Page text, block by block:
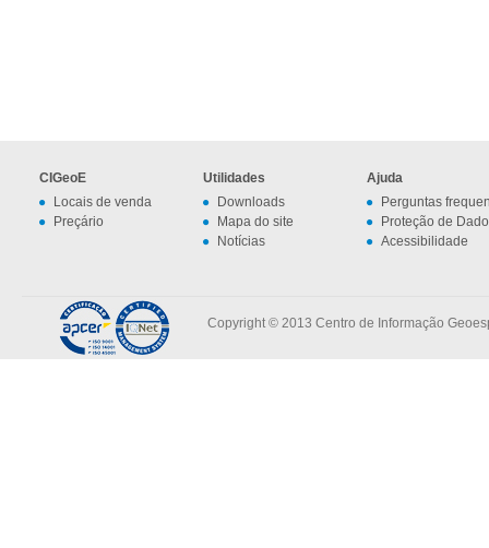
CIGeoE
Locais de venda
Preçário
Utilidades
Downloads
Mapa do site
Notícias
Ajuda
Perguntas
Proteção de
Acessibilidade
Copyright © 2013 Centro de Informação